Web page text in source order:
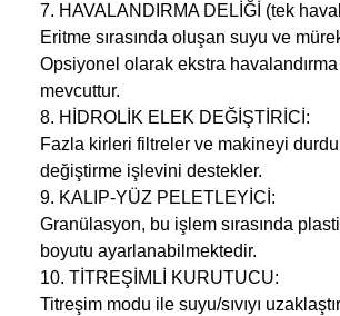
7. HAVALANDIRMA DELİĞİ (tek
Eritme sırasında oluşan suyu ve
Opsiyonel olarak ekstra
mevcuttur.
8. HİDROLİK ELEK DEĞİŞTİRİCİ:
Fazla kirleri filtreler ve makineyi
değiştirme işlevini destekler.
9. KALIP-YÜZ PELETLEYİCİ:
Granülasyon, bu işlem sırasında
boyutu ayarlanabilmektedir.
10. TİTREŞİMLİ KURUTUCU:
Titreşim modu ile suyu/sıvıyı